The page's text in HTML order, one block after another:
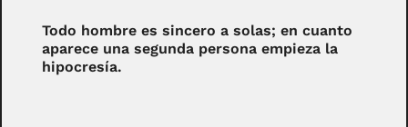
Todo hombre es sincero a solas; en cuanto
aparece una segunda persona empieza la
hipocresía.